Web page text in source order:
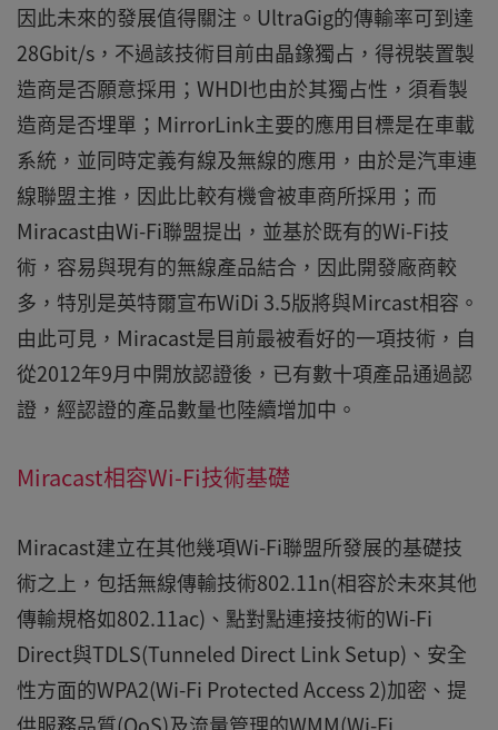
因此未來的發展值得關注。UltraGig的傳輸率可到達
28Gbit/s，不過該技術目前由晶鐌獨占，得視裝置製
造商是否願意採用；WHDI也由於其獨占性，須看製
造商是否埋單；MirrorLink主要的應用目標是在車載
系統，並同時定義有線及無線的應用，由於是汽車連
線聯盟主推，因此比較有機會被車商所採用；而
Miracast由Wi-Fi聯盟提出，並基於既有的Wi-Fi技
術，容易與現有的無線產品結合，因此開發廠商較
多，特別是英特爾宣布WiDi 3.5版將與Mircast相容。
由此可見，Miracast是目前最被看好的一項技術，自
從2012年9月中開放認證後，已有數十項產品通過認
證，經認證的產品數量也陸續增加中。
Miracast相容Wi-Fi技術基礎
Miracast建立在其他幾項Wi-Fi聯盟所發展的基礎技
術之上，包括無線傳輸技術802.11n(相容於未來其他
傳輸規格如802.11ac)、點對點連接技術的Wi-Fi
Direct與TDLS(Tunneled Direct Link Setup)、安全
性方面的WPA2(Wi-Fi Protected Access 2)加密、提